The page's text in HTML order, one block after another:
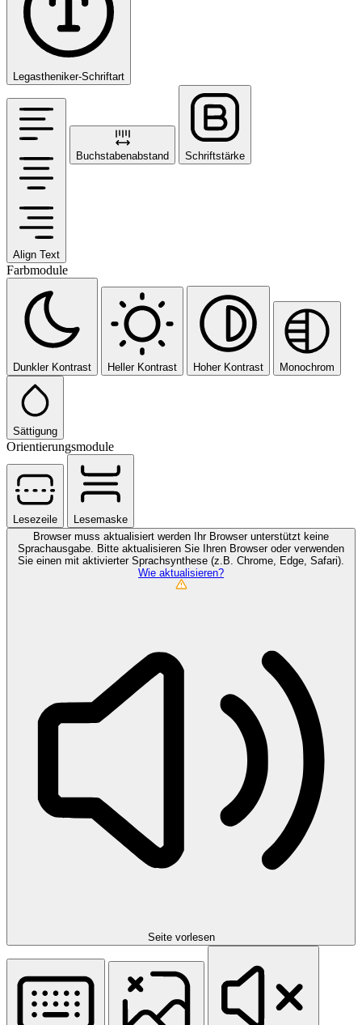
Legastheniker-Schriftart
Align Text
Buchstabenabstand Schriftstärke
Farbmodule
Dunkler Kontrast Heller Kontrast Hoher Kontrast Monochrom
Sättigung
Orientierungsmodule
Lesezeile
Lesemaske
Browser muss aktualisiert werden
Ihr Browser unterstützt keine
Sprachausgabe. Bitte aktualisieren Sie Ihren Browser oder verwenden
Sie einen mit aktivierter Sprachsynthese (z.B. Chrome, Edge, Safari).
Wie aktualisieren?
Seite vorlesen